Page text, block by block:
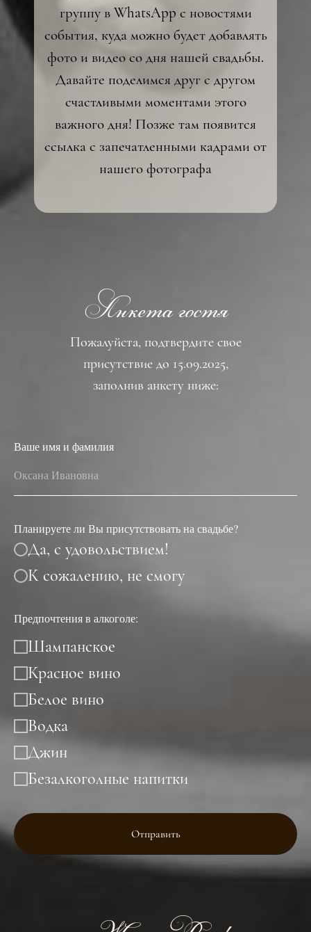
выбором цветов, Ваше
день ярче любых букетов!
для нас вместо букета будет
особое событие, когда мы
Небольшая просьба
атмосферу уютного
семейного таинства!
Цветы
Маленькие гости
Подготовьтесь к
безудержному веселью на
присмотром и
этот неповторимый вечер
взрослые создают свои
моменты!
группу в WhatsApp с новостями
события, куда можно будет добавлять
фото и видео со дня нашей свадьбы.
Давайте поделимся друг с другом
счастливыми моментами этого
важного дня! Позже там появится
ссылка с запечатленными кадрами от
нашего фотографа
Вступить в группу телеграм
Пожалуйста, подтвердите свое
присутствие до 15.09.2025,
заполнив анкету ниже:
Анкета гостя
Ваше имя и фамилия
Планируете ли Вы присутствовать на свадьбе?
Да, с удовольствием!
К сожалению, не смогу
Предпочтения в алкоголе:
Шампанское
Красное вино
Белое вино
Водка
Джин
Безалкоголные напитки
Отправить